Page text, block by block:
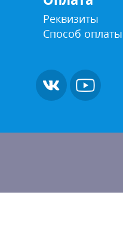
Реквизиты
Способ оплаты